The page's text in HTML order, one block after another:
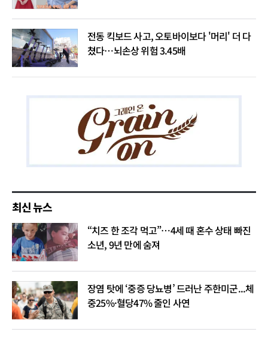
전동 킥보드 사고, 오토바이보다 '머리' 더 다
쳤다…뇌손상 위험 3.45배
최신 뉴스
“치즈 한 조각 먹고”…4세 때 혼수 상태 빠진
소년, 9년 만에 숨져
장염 탓에 ‘중증 당뇨병’ 드러난 주한미군...체
중25%·혈당47% 줄인 사연